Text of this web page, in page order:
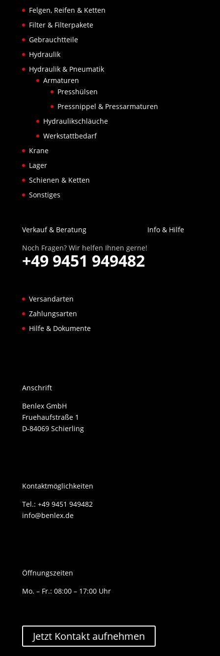
Felgen, Reifen & Ketten
Filter & Filterpakete
Gebrauchtteile
Hydraulik
Hydraulik & Pneumatik
Armaturen
Presshülsen
Pressnippel & Pressarmaturen
Hydraulikschläuche
Werkstattbedarf
Krane
Lager
Schienen & Ketten
Sonstiges
Verkauf & Beratung
Noch Fragen? Wir helfen Ihnen gerne!
+49 9451 949482
Info & Hilfe
Versandarten
Zahlungsarten
Hilfe & Dokumente
Anschrift
Benlex GmbH
Fruehaufstraße 1
D-84069 Schierling
Kontaktmöglichkeiten
Tel.: +49 9451 949482
info@benlex.de
Öffnungszeiten
Mo. – Fr.: 08:00 – 17:00 Uhr
Jetzt Kontakt aufnehmen